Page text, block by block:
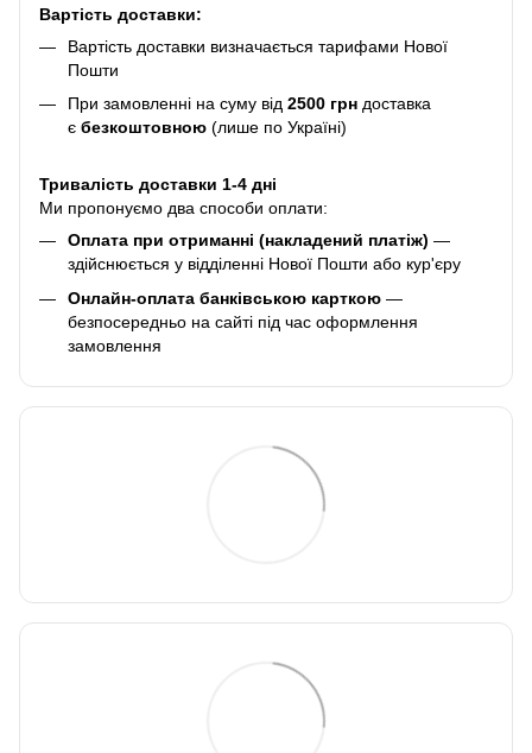
Вартість доставки:
Вартість доставки визначається тарифами Нової
Пошти
При замовленні на суму від 2500 грн доставка
є безкоштовною (лише по Україні)
Тривалість доставки 1-4 дні
Ми пропонуємо два способи оплати:
Оплата при отриманні (накладений платіж) —
здійснюється у відділенні Нової Пошти або кур'єру
Онлайн-оплата банківською карткою —
безпосередньо на сайті під час оформлення
замовлення